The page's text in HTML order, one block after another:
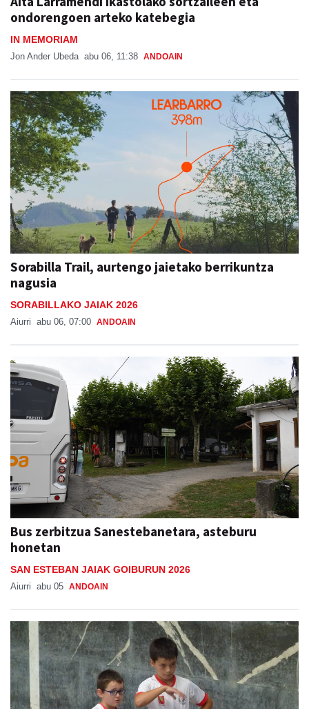
ondorengoen arteko katebegia
IN MEMORIAM
Jon Ander Ubeda abu 06, 11:38 ANDOAIN
Sorabilla Trail, aurtengo jaietako berrikuntza
nagusia
SORABILLAKO JAIAK 2026
Aiurri abu 06, 07:00 ANDOAIN
Bus zerbitzua Sanestebanetara, asteburu
honetan
SAN ESTEBAN JAIAK GOIBURUN 2026
Aiurri abu 05 ANDOAIN